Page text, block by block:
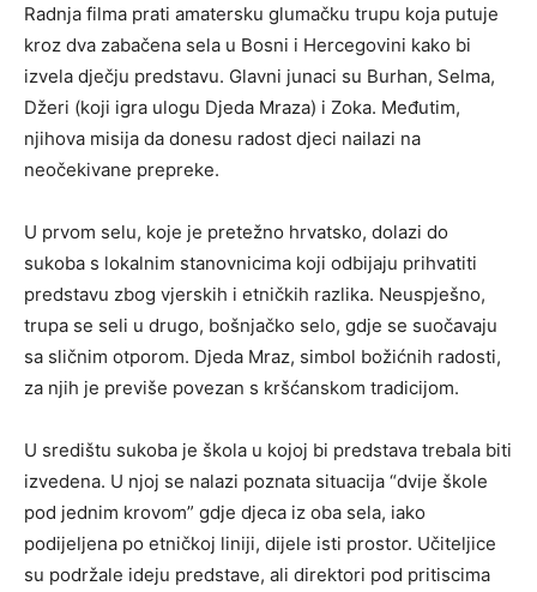
Radnja filma prati amatersku glumačku trupu koja putuje
kroz dva zabačena sela u Bosni i Hercegovini kako bi
izvela dječju predstavu. Glavni junaci su Burhan, Selma,
Džeri (koji igra ulogu Djeda Mraza) i Zoka. Međutim,
njihova misija da donesu radost djeci nailazi na
neočekivane prepreke.
U prvom selu, koje je pretežno hrvatsko, dolazi do
sukoba s lokalnim stanovnicima koji odbijaju prihvatiti
predstavu zbog vjerskih i etničkih razlika. Neuspješno,
trupa se seli u drugo, bošnjačko selo, gdje se suočavaju
sa sličnim otporom. Djeda Mraz, simbol božićnih radosti,
za njih je previše povezan s kršćanskom tradicijom.
U središtu sukoba je škola u kojoj bi predstava trebala biti
izvedena. U njoj se nalazi poznata situacija “dvije škole
pod jednim krovom” gdje djeca iz oba sela, iako
podijeljena po etničkoj liniji, dijele isti prostor. Učiteljice
su podržale ideju predstave, ali direktori pod pritiscima